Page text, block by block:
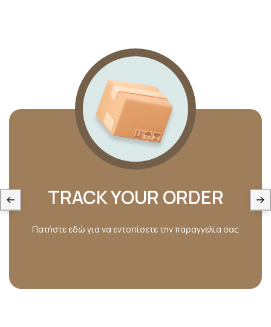
TRACK YOUR ORDER
Πατήστε εδώ για να εντοπίσετε την παραγγελία σας